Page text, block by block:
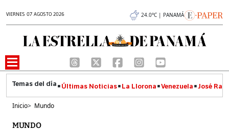
VIERNES 07 AGOSTO 2026 24.0°C | PANAMÁ
Últimas Noticias La Llorona Venezuela José
Inicio> Mundo
MUNDO